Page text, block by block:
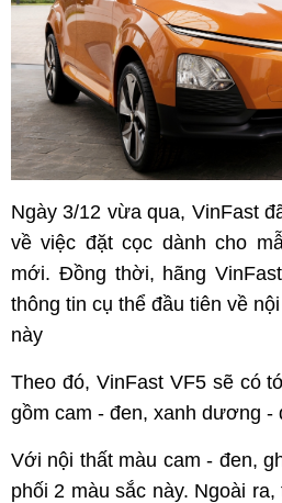
Ngày 3/12 vừa qua, VinFast
về việc đặt cọc dành cho
mới. Đồng thời, hãng
thông tin cụ thể đầu tiên về
này
Theo đó, VinFast VF5 sẽ có
gồm cam - đen, xanh dương -
Với nội thất màu cam - đen,
phối 2 màu sắc này. Ngoài